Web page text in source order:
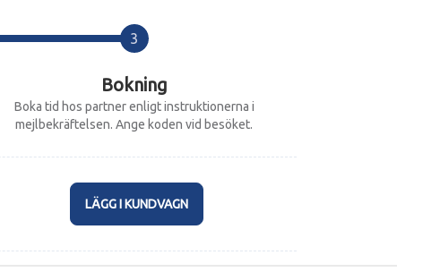
Bokning
Boka tid hos partner enligt instruktionerna i
mejlbekräftelsen. Ange koden vid besöket.
LÄGG I KUNDVAGN